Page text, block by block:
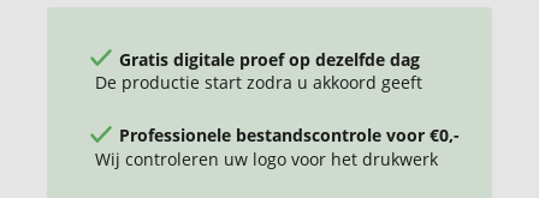
Gratis digitale proef op dezelfde dag
De productie start zodra u akkoord geeft
Professionele bestandscontrole voor €0,-
Wij controleren uw logo voor het drukwerk